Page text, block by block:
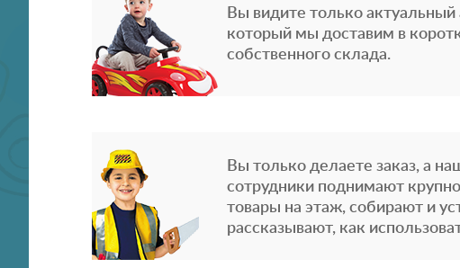
Вы видите только актуальный
который мы доставим в
собственного склада.
Вы только делаете заказ, а
сотрудники поднимают
товары на этаж, собирают и
рассказывают, как